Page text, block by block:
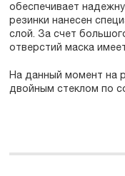
обеспечивает
резинки нанесен
слой. За счет
отверстий маска
На данный момент на
двойным стеклом по